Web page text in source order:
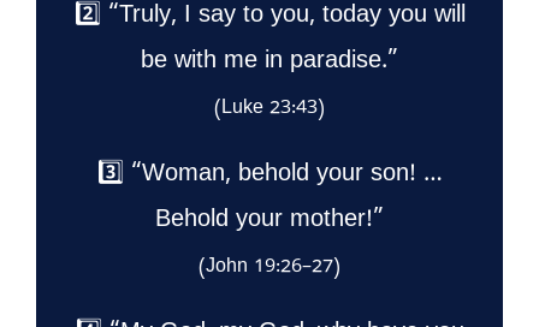
2️⃣ “Truly, I say to you, today you will
be with me in paradise.”
(Luke 23:43)
3️⃣ “Woman, behold your son! …
Behold your mother!”
(John 19:26–27)